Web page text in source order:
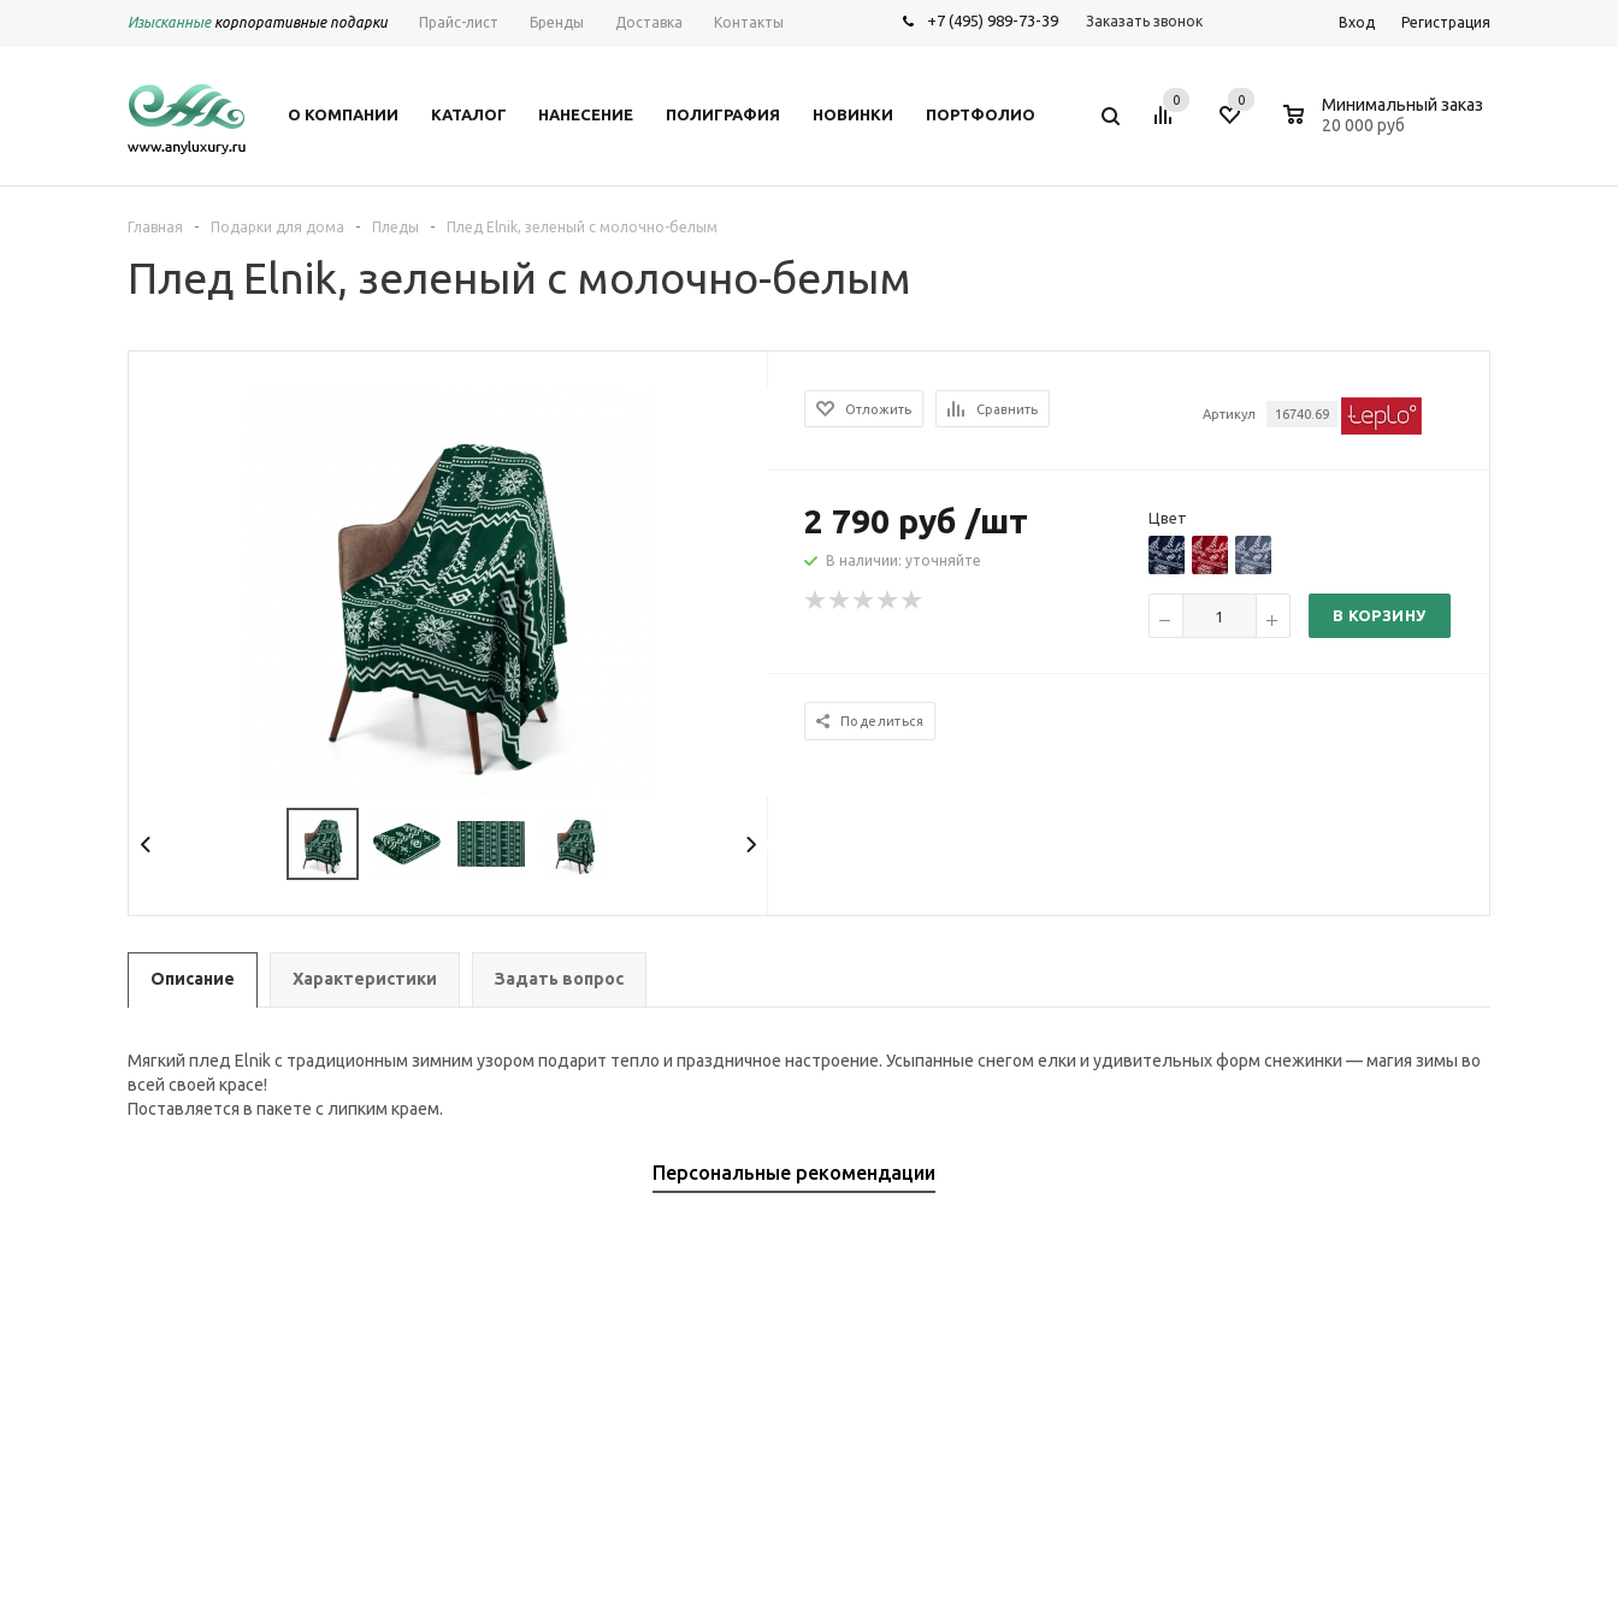
Изысканныекорпоративные подарки Прайс-лист Бренды Доставка Контакты +7 (495) 989-73-39 Заказать звонок Вход Регистрация
О КОМПАНИИ КАТАЛОГ НАНЕСЕНИЕ ПОЛИГРАФИЯ НОВИНКИ ПОРТФОЛИО
0 0
Минимальный заказ
20 000 руб
Главная - Подарки для дома - Пледы - Плед Elnik, зеленый с молочно-белым
Плед Elnik, зеленый с молочно-белым
Артикул 16740.69
Отложить Сравнить
2 790 руб /шт
В наличии: уточняйте
Цвет
В КОРЗИНУ
Поделиться
Описание Характеристики Задать вопрос
Мягкий плед Elnik с традиционным зимним узором подарит тепло и праздничное настроение. Усыпанные снегом елки и удивительных форм снежинки — магия зимы во
всей своей красе!
Поставляется в пакете с липким краем.
Персональные рекомендации